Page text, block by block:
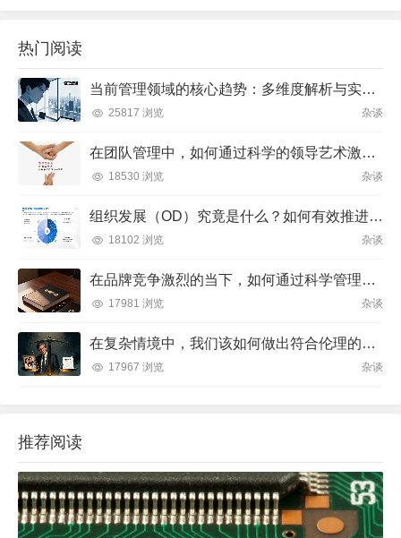
热门阅读
当前管理领域的核心趋势：多维度解析与实践方向
25817 浏览 杂谈
在团队管理中，如何通过科学的领导艺术激发成员潜力并实现目标？
18530 浏览 杂谈
组织发展（OD）究竟是什么？如何有效推进并解决企业管理难题？
18102 浏览 杂谈
在品牌竞争激烈的当下，如何通过科学管理让品牌成为消费者心中不可替代的存在？
17981 浏览 杂谈
在复杂情境中，我们该如何做出符合伦理的决策？
17967 浏览 杂谈
推荐阅读